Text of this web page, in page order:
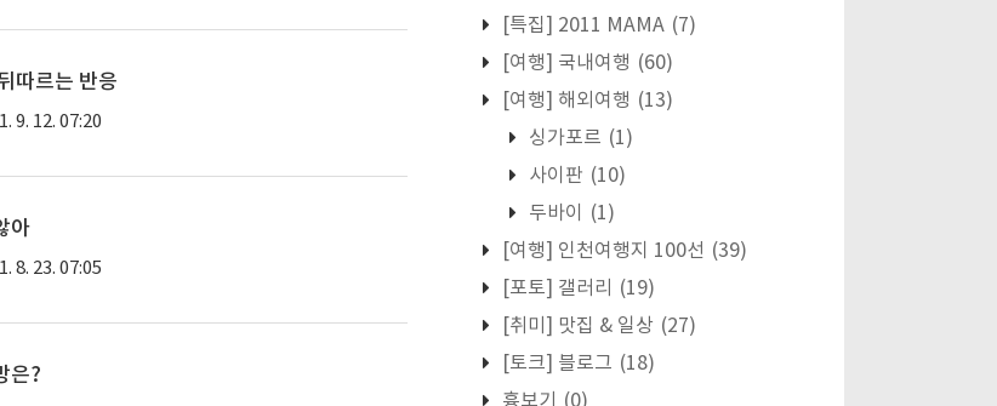
따르는 반응
9. 12. 07:20
아
8. 23. 07:05
은?
[특집] 2011 MAMA (7)
[여행] 국내여행 (60)
[여행] 해외여행 (13)
싱가포르 (1)
사이판 (10)
두바이
(1)
[여행] 인천여행지 100선 (39)
[포토] 갤러리
(19)
[취미] 맛집 & 일상 (27)
[토크] 블로그 (18)
흉보기
(0)